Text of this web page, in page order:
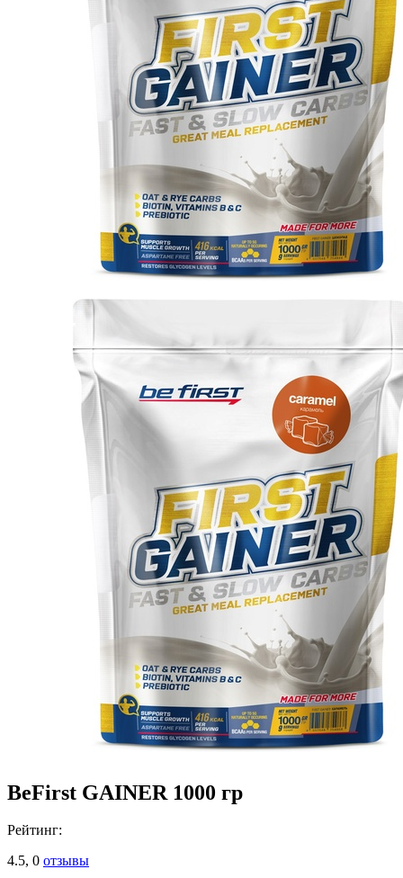
BeFirst GAINER 1000 гр
Рейтинг:
4.5, 0 отзывы